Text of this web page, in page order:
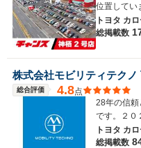
位置してい
トヨタ カ
総掲載数
株式会社モビリティテクノ
総合評価 4.8点
28年の信頼
です。２０
トヨタ カ
総掲載数